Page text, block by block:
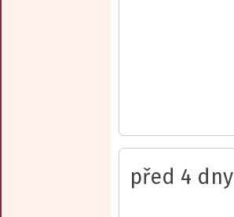
před 4 dny